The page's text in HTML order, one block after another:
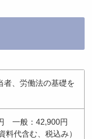
者、労働法の基礎を
一般：42,900円
料代含む、税込み）